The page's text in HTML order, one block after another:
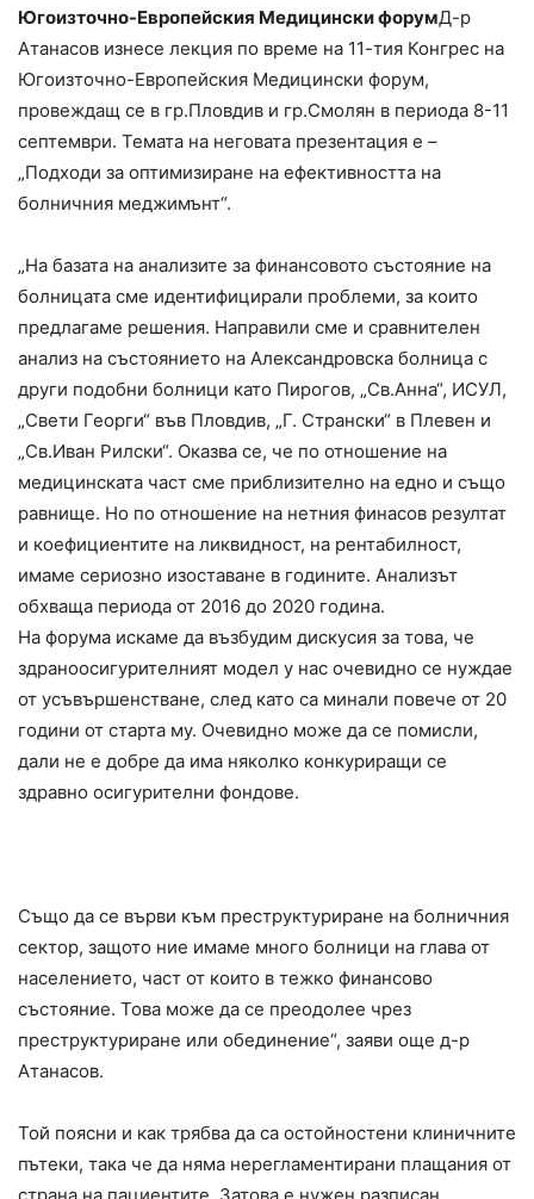
Югоизточно-Европейския Медицински форумД-р
Атанасов изнесе лекция по време на 11-тия Конгрес на
Югоизточно-Европейския Медицински форум,
провеждащ се в гр.Пловдив и гр.Смолян в периода 8-11
септември. Темата на неговата презентация е –
„Подходи за оптимизиране на ефективността на
болничния меджимънт“.
„На базата на анализите за финансовото състояние на
болницата сме идентифицирали проблеми, за които
предлагаме решения. Направили сме и сравнителен
анализ на състоянието на Александровска болница с
други подобни болници като Пирогов, „Св.Анна“, ИСУЛ,
„Свети Георги“ във Пловдив, „Г. Странски“ в Плевен и
„Св.Иван Рилски“. Оказва се, че по отношение на
медицинската част сме приблизително на едно и също
равнище. Но по отношение на нетния финасов резултат
и коефициентите на ликвидност, на рентабилност,
имаме сериозно изоставане в годините. Анализът
обхваща периода от 2016 до 2020 година.
На форума искаме да възбудим дискусия за това, че
здраноосигурителният модел у нас очевидно се нуждае
от усъвършенстване, след като са минали повече от 20
години от старта му. Очевидно може да се помисли,
дали не е добре да има няколко конкуриращи се
здравно осигурителни фондове.
Също да се върви към преструктуриране на болничния
сектор, защото ние имаме много болници на глава от
населението, част от които в тежко финансово
състояние. Това може да се преодолее чрез
преструктуриране или обединение“, заяви още д-р
Атанасов.
Той поясни и как трябва да са остойностени клиничните
пътеки, така че да няма нерегламентирани плащания от